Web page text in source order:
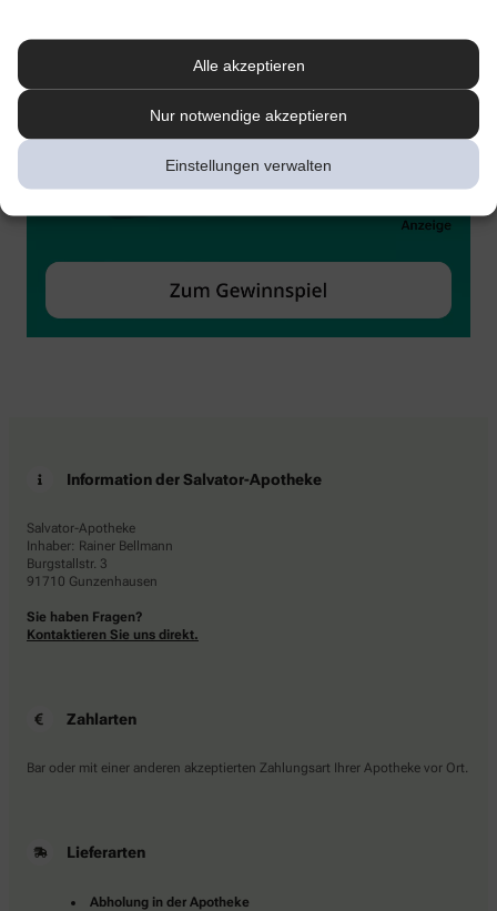
Alle akzeptieren
Nur notwendige akzeptieren
Einstellungen verwalten
Information der Salvator-Apotheke
Salvator-Apotheke
Inhaber: Rainer Bellmann
Burgstallstr. 3
91710 Gunzenhausen
Sie haben Fragen?
Kontaktieren Sie uns direkt.
Zahlarten
Bar oder mit einer anderen akzeptierten Zahlungsart Ihrer Apotheke vor Ort.
Lieferarten
Abholung in der Apotheke